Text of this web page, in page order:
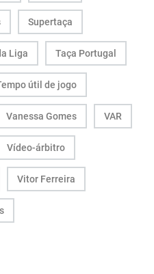
Supertaça
Liga Taça Portugal
útil de jogo
Vanessa Gomes VAR
Vídeo-árbitro
Vitor Ferreira